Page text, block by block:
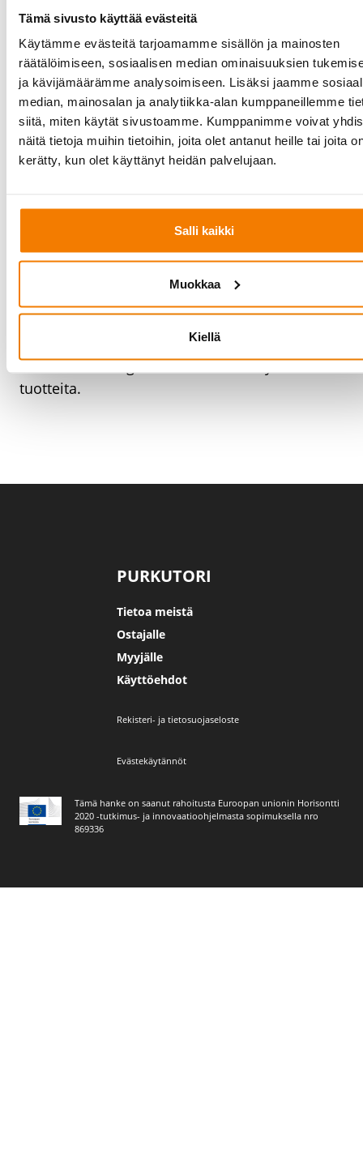
Tämä sivusto käyttää evästeitä
Käytämme evästeitä tarjoamamme sisällön ja mainosten
räätälöimiseen, sosiaalisen median ominaisuuksien
ja kävijämäärämme analysoimiseen. Lisäksi jaamme
median, mainosalan ja analytiikka-alan kumppaneillemme
siitä, miten käytät sivustoamme. Kumppanimme voivat
näitä tietoja muihin tietoihin, joita olet antanut heille tai joita
kerätty, kun olet käyttänyt heidän palvelujaan.
Salli kaikki
Muokkaa
Kiellä
Siltanosturit ja nostimet - Cloned
Siltanosturit ja nostimet - Cloned(0)
Siltanosturit ja nostimet - Cloned (0)
Siltanosturit ja nostimet - Cloned(0)
Siltanosturit ja nostimet - Cloned
Siltanosturit ja nostimet - Cloned(1)
nestetankit ja
paineastiat
Tässä tuotekategoriassa ei ole vielä yhtään
tuotteita.
PURKUTORI
Tietoa meistä
Ostajalle
Myyjälle
Käyttöehdot
Tämä hanke on saanut rahoitusta Euroopan unionin Horisontti
2020 -tutkimus- ja innovaatioohjelmasta sopimuksella nro
869336
Rekisteri- ja tietosuojaseloste
Evästekäytännöt